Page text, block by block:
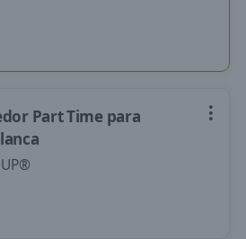
Part Time para